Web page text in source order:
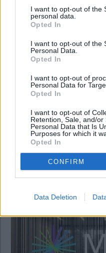
I want to opt-out of the
personal data.
Opted In
I want to opt-out of the
Personal Data.
Opted In
I want to opt-out of
Personal Data for
Opted In
I want to opt-out of
Retention, Sale, and/or
Personal Data that Is
Purposes for which it
Opted In
CONFIRM
Data Deletion
Για ποιον χτυπάει η
κοιμούνται τα βράδια
να ανέβει 100%